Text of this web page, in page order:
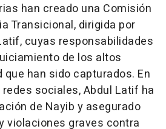
han creado una Comisión
Transicional, dirigida por
cuyas responsabilidades
de los altos
que han sido capturados. En
sociales, Abdul Latif ha
de Nayib y asegurado
violaciones graves contra